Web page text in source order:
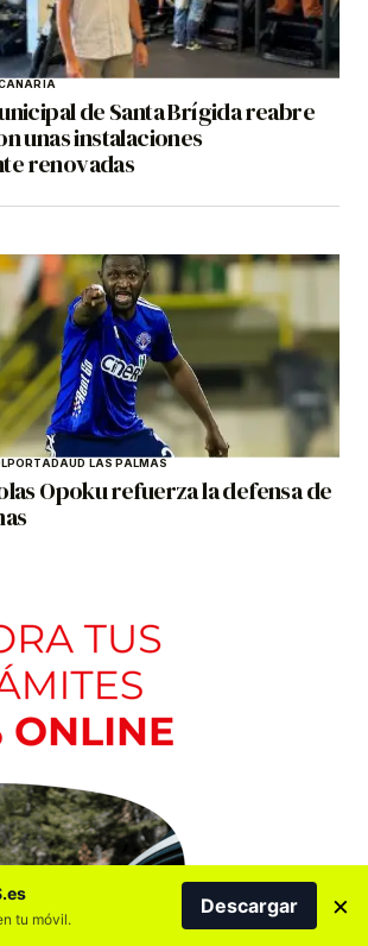
de Santa Brígida reabre
unas instalaciones
renovadas
PORTADAUD LAS PALMAS
Opoku refuerza la defensa de
tu móvil.
Descargar ×